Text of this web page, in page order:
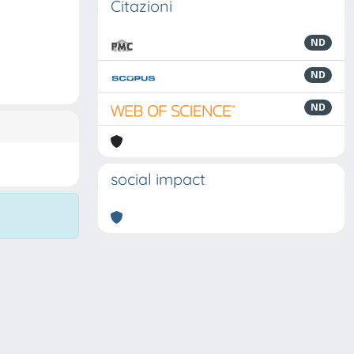
Citazioni
ND
ND
ND
social impact